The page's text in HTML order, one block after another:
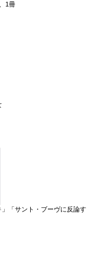
1冊
「サント・ブーヴに反論す